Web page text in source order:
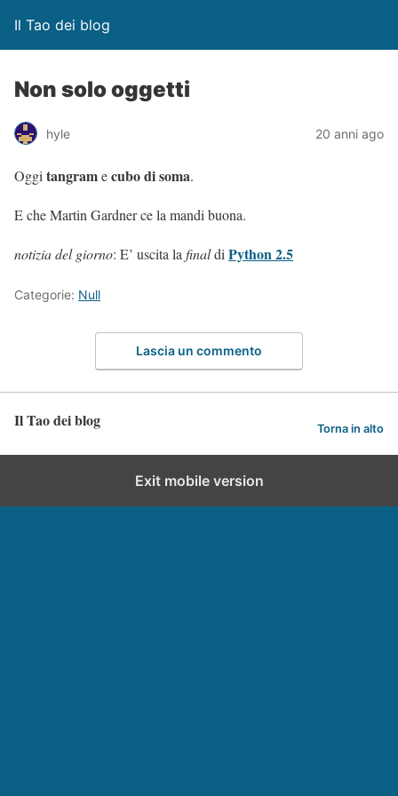
Il Tao dei blog
Non solo oggetti
hyle 20 anni ago
Oggi tangramecubo di soma.
E che Martin Gardner ce la mandi buona.
notizia del giorno: E’ uscita la finaldi Python 2.5
Categorie: Null
Lascia un commento
Il Tao dei blog Torna in alto
Exit mobile version